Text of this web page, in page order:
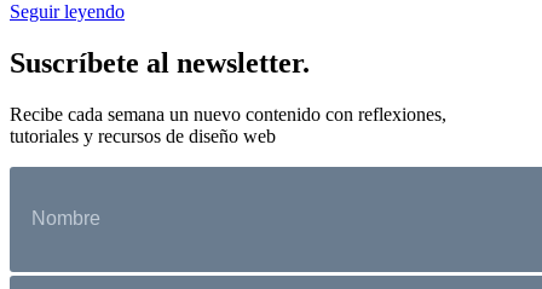
Seguir leyendo
Suscríbete al newsletter.
Recibe cada semana un nuevo contenido con reflexiones,
tutoriales y recursos de diseño web